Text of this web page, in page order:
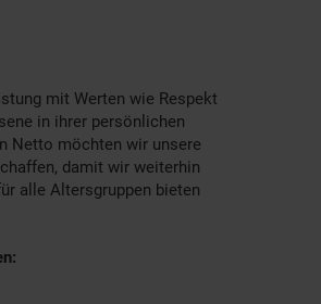
mit Werten wie Respekt
in ihrer persönlichen
Netto möchten wir unsere
damit wir weiterhin
alle Altersgruppen bieten